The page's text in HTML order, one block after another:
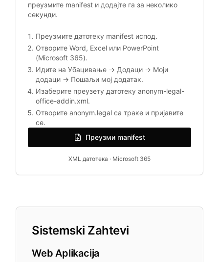
преузмите manifest и додајте га за неколико
секунди.
Преузмите датотеку manifest испод.
Отворите Word, Excel или PowerPoint
(Microsoft 365).
Идите на Убацивање → Додаци → Моји
додаци → Пошаљи мој додатак.
Изаберите преузету датотеку anonym-legal-
office-addin.xml.
Отворите anonym.legal са траке и пријавите
се.
Преузми manifest
XML датотека · Microsoft 365
Sistemski Zahtevi
Web Aplikacija